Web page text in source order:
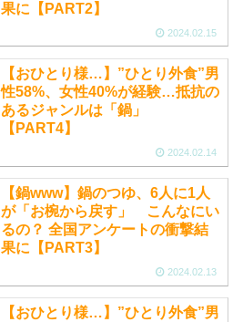
果に【PART2】
2024.02.15
【おひとり様…】”ひとり外食”男
性58%、女性40%が経験…抵抗の
あるジャンルは「鍋」
【PART4】
2024.02.14
【鍋www】鍋のつゆ、6人に1人
が「お椀から戻す」 こんなにい
るの？ 全国アンケートの衝撃結
果に【PART3】
2024.02.13
【おひとり様…】”ひとり外食”男